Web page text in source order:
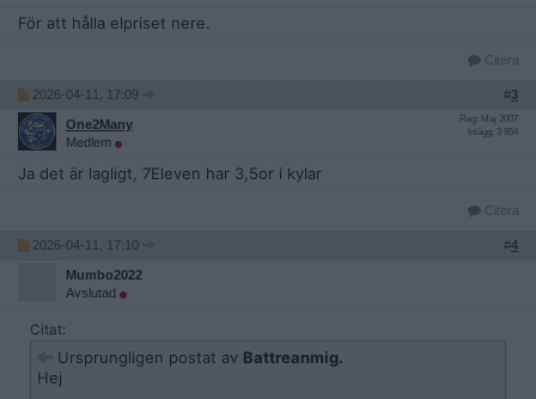
För att hålla elpriset nere.
Citera
2026-04-11, 17:09 #3
One2Many
Medlem
Reg: Maj 2007
Inlägg: 3 954
Ja det är lagligt, 7Eleven har 3,5or i kylar
Citera
2026-04-11, 17:10 #4
Mumbo2022
Avslutad
Citat:
Ursprungligen postat av Battreanmig.
Hej